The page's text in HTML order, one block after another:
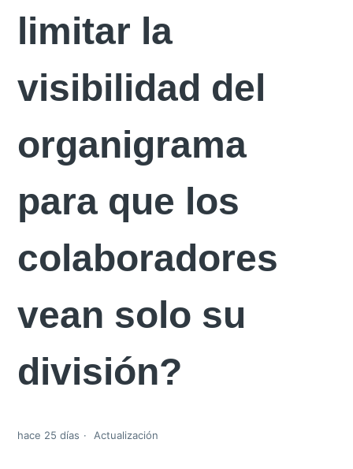
limitar la
visibilidad del
organigrama
para que los
colaboradores
vean solo su
división?
hace 25 días Actualización